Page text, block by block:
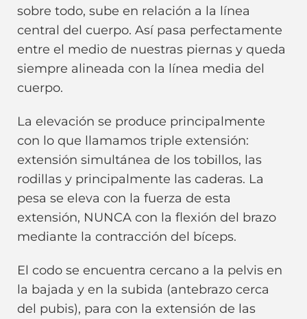
sobre todo, sube en relación a la línea
central del cuerpo. Así pasa perfectamente
entre el medio de nuestras piernas y queda
siempre alineada con la línea media del
cuerpo.
La elevación se produce principalmente
con lo que llamamos triple extensión:
extensión simultánea de los tobillos, las
rodillas y principalmente las caderas. La
pesa se eleva con la fuerza de esta
extensión, NUNCA con la flexión del brazo
mediante la contracción del bíceps.
El codo se encuentra cercano a la pelvis en
la bajada y en la subida (antebrazo cerca
del pubis), para con la extensión de las